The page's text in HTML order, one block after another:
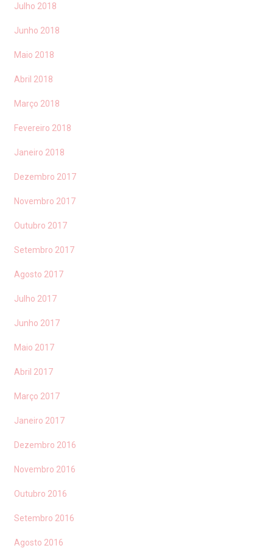
Julho 2018
Junho 2018
Maio 2018
Abril 2018
Março 2018
Fevereiro 2018
Janeiro 2018
Dezembro 2017
Novembro 2017
Outubro 2017
Setembro 2017
Agosto 2017
Julho 2017
Junho 2017
Maio 2017
Abril 2017
Março 2017
Janeiro 2017
Dezembro 2016
Novembro 2016
Outubro 2016
Setembro 2016
Agosto 2016